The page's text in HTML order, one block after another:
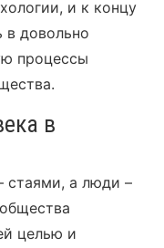
и к концу
в довольно
процессы
в
а люди –
целью и